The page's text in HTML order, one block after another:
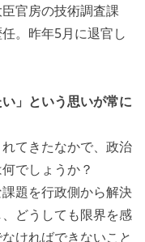
官房の技術調査課
。昨年5月に退官し
」という思いが常に
てきたなかで、政治
でしょうか？
題を行政側から解決
どうしても限界を感
ければできないこと